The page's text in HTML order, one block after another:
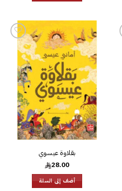
إضافة
إلى
قائمة
الرغبات
بقلاوة عيسوي
28.00
أضف إلى السلة